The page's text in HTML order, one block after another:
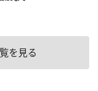
を見る